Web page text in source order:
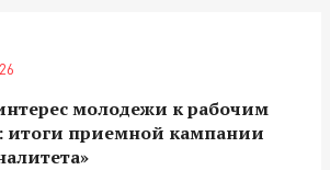
молодежи к рабочим
итоги приемной кампании